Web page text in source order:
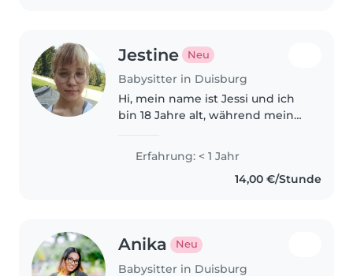
Jestine Neu
Babysitter in Duisburg
Hi, mein name ist Jessi und ich
bin 18 Jahre alt, während meines
ich durch meine zwei kleinen
Gastgeschwister (3 und 6 Jahre)
festgestellt, dass der Umgang..
Erfahrung: < 1 Jahr
14,00 €/Stunde
Anika Neu
Babysitter in Duisburg